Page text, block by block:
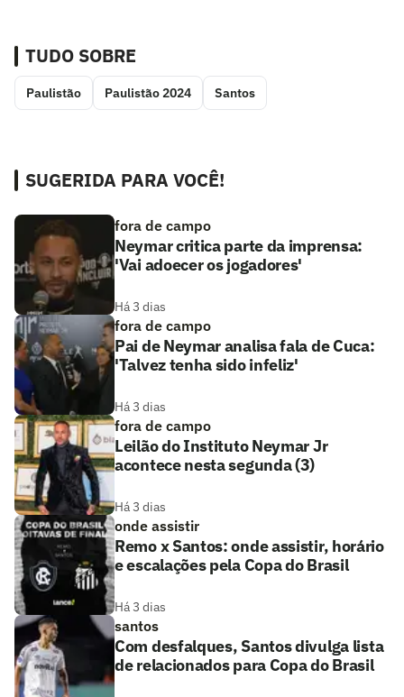
TUDO SOBRE
Paulistão Paulistão 2024 Santos
SUGERIDA PARA VOCÊ!
fora de campo
Neymar critica parte da imprensa:
'Vai adoecer os jogadores'
Há 3 dias
fora de campo
Pai de Neymar analisa fala de Cuca:
'Talvez tenha sido infeliz'
Há 3 dias
fora de campo
Leilão do Instituto Neymar Jr
acontece nesta segunda (3)
Há 3 dias
onde assistir
Remo x Santos: onde assistir, horário
e escalações pela Copa do Brasil
Há 3 dias
santos
Com desfalques, Santos divulga lista
de relacionados para Copa do Brasil